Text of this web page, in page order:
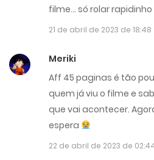
filme… só rolar rapidinho
21 de abril de 2023 de 18:48
Meriki
Aff 45 paginas é tão
quem já viu o filme e
que vai acontecer.
espera
22 de abril de 2023 de